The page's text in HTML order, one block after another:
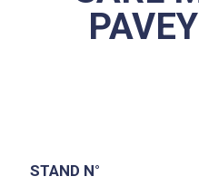
STAND N°